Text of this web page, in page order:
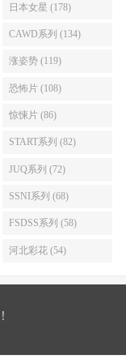
日本女星 (178)
CAWD系列 (134)
涨姿势 (119)
恐怖片 (108)
惊悚片 (86)
START系列 (82)
JUQ系列 (72)
SSNI系列 (68)
FSDSS系列 (58)
河北彩花 (54)